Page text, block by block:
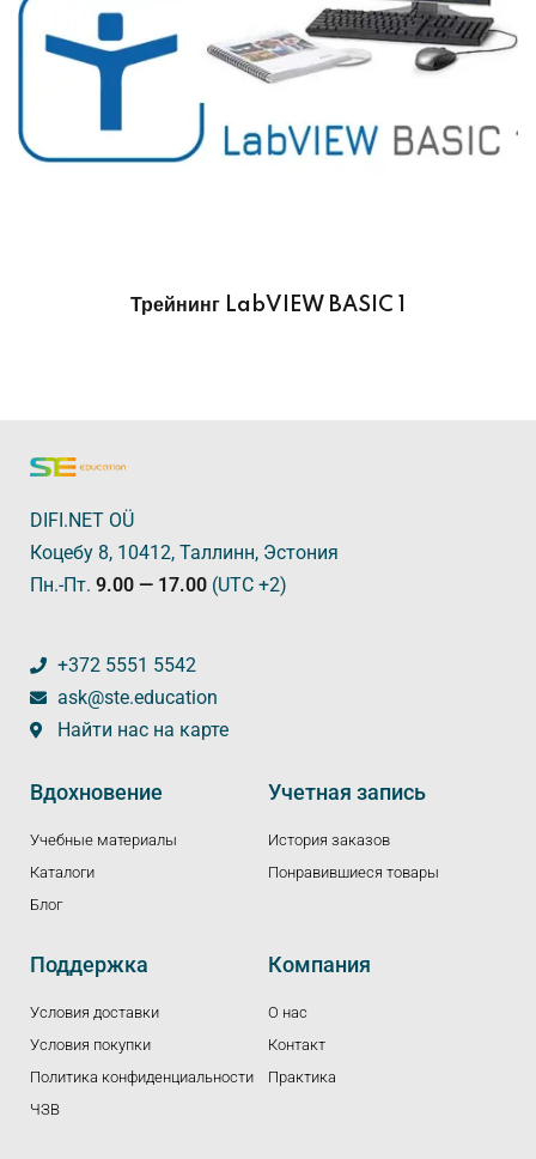
Трейнинг LabVIEW BASIC 1
DIFI.NET OÜ
Коцебу 8, 10412, Таллинн, Эстония
Пн.-Пт. 9.00 — 17.00 (UTC +2)
+372 5551 5542
ask@ste.education
Найти нас на карте
Вдохновение
Учебные материалы
Каталоги
Блог
Учетная запись
История заказов
Понравившиеся товары
Поддержка
Условия доставки
Условия покупки
Политика конфиденциальности
ЧЗВ
Компания
О нас
Контакт
Практика